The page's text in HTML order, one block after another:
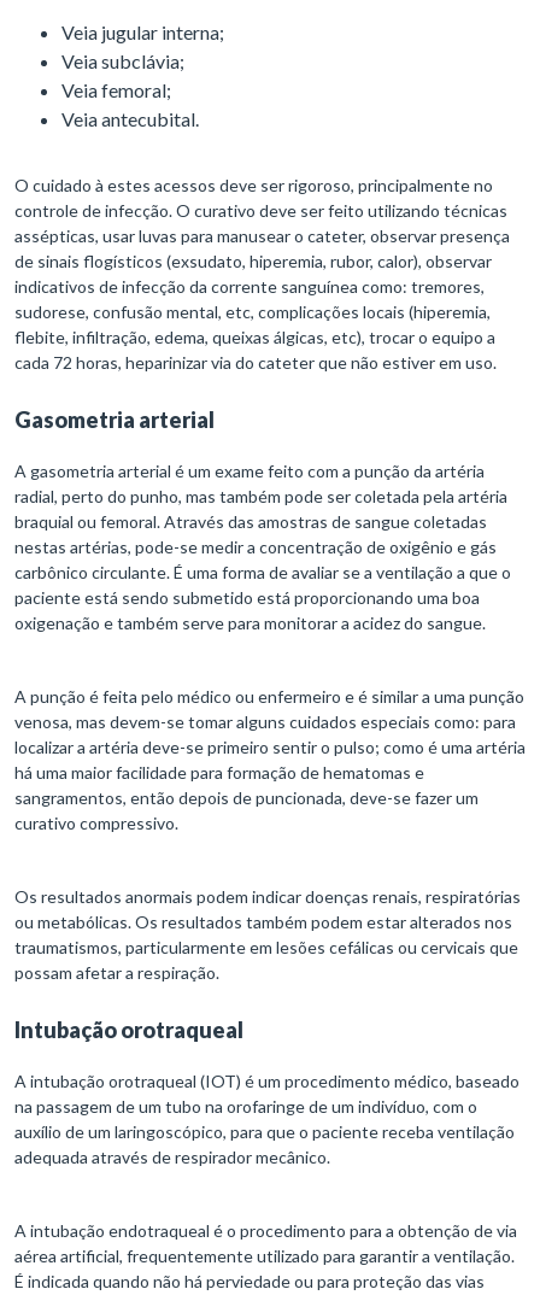
Veia jugular interna;
Veia subclávia;
Veia femoral;
Veia antecubital.
O cuidado à estes acessos deve ser rigoroso, principalmente no
controle de infecção. O curativo deve ser feito utilizando técnicas
assépticas, usar luvas para manusear o cateter, observar presença
de sinais flogísticos (exsudato, hiperemia, rubor, calor), observar
indicativos de infecção da corrente sanguínea como: tremores,
sudorese, confusão mental, etc, complicações locais (hiperemia,
flebite, infiltração, edema, queixas álgicas, etc), trocar o equipo a
cada 72 horas, heparinizar via do cateter que não estiver em uso.
Gasometria arterial
A gasometria arterial é um exame feito com a punção da artéria
radial, perto do punho, mas também pode ser coletada pela artéria
braquial ou femoral. Através das amostras de sangue coletadas
nestas artérias, pode-se medir a concentração de oxigênio e gás
carbônico circulante. É uma forma de avaliar se a ventilação a que o
paciente está sendo submetido está proporcionando uma boa
oxigenação e também serve para monitorar a acidez do sangue.
A punção é feita pelo médico ou enfermeiro e é similar a uma punção
venosa, mas devem-se tomar alguns cuidados especiais como: para
localizar a artéria deve-se primeiro sentir o pulso; como é uma artéria
há uma maior facilidade para formação de hematomas e
sangramentos, então depois de puncionada, deve-se fazer um
curativo compressivo.
Os resultados anormais podem indicar doenças renais, respiratórias
ou metabólicas. Os resultados também podem estar alterados nos
traumatismos, particularmente em lesões cefálicas ou cervicais que
possam afetar a respiração.
Intubação orotraqueal
A intubação orotraqueal (IOT) é um procedimento médico, baseado
na passagem de um tubo na orofaringe de um indivíduo, com o
auxílio de um laringoscópico, para que o paciente receba ventilação
adequada através de respirador mecânico.
A intubação endotraqueal é o procedimento para a obtenção de via
aérea artificial, frequentemente utilizado para garantir a ventilação.
É indicada quando não há perviedade ou para proteção das vias